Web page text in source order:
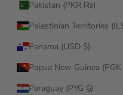
Pakistan (PKR ₨)
Palestinian Territories
Panama (USD $)
Papua New Guinea (PGK
Paraguay (PYG ₲)